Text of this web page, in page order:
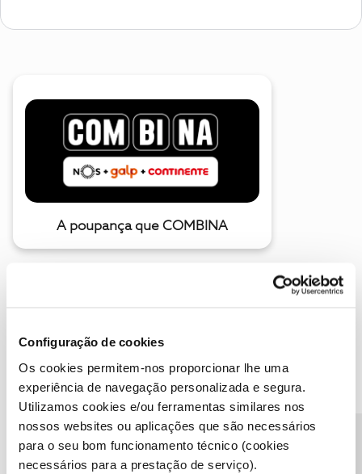
Configuração de cookies
Os cookies permitem-nos proporcionar lhe uma
experiência de navegação personalizada e segura.
Utilizamos cookies e/ou ferramentas similares nos
nossos websites ou aplicações que são necessários
para o seu bom funcionamento técnico (cookies
necessários para a prestação de serviço).
A poupança que COMBINA
Descubra as novidades de julho